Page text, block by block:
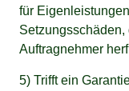
für
Auftragnehmer
5) Trifft ein